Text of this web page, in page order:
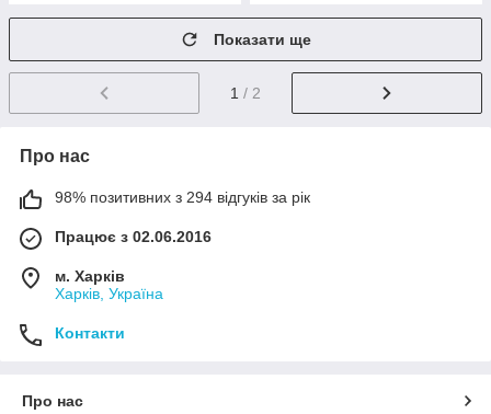
Показати ще
1 / 2
Про нас
98% позитивних з 294 відгуків за рік
Працює з 02.06.2016
м. Харків
Харків, Україна
Контакти
Про нас